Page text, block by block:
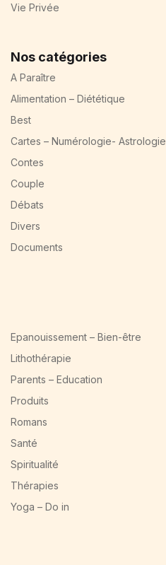
Vie Privée
Nos catégories
A Paraître
Alimentation – Diététique
Best
Cartes – Numérologie- Astrologie
Contes
Couple
Débats
Divers
Documents
Epanouissement – Bien-être
Lithothérapie
Parents – Education
Produits
Romans
Santé
Spiritualité
Thérapies
Yoga – Do in